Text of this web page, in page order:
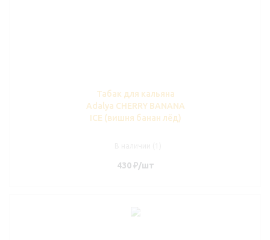
Табак для кальяна
Adalya CHERRY BANANA
ICE (вишня банан лёд)
430₽/шт